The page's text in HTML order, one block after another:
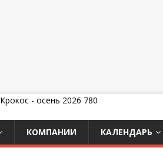
КОМПАНИИ КАЛЕНДАРЬ